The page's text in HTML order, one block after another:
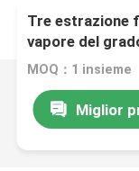
Tre estrazione
vapore del
MOQ：1 insieme
Miglior